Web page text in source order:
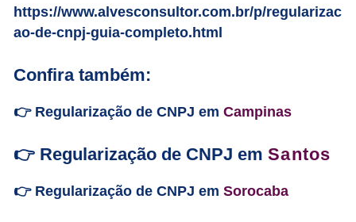
https://www.alvesconsultor.com.br/p/regularizac
ao-de-cnpj-guia-completo.html
Confira também:
👉 Regularização de CNPJ em Campinas
👉 Regularização de CNPJ em Santos
👉 Regularização de CNPJ em Sorocaba